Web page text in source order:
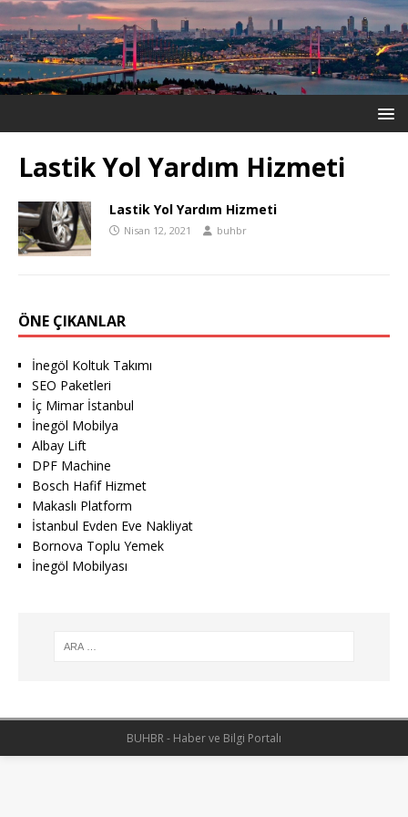
Lastik Yol Yardım Hizmeti
Lastik Yol Yardım Hizmeti
Nisan 12, 2021 buhbr
ÖNE ÇIKANLAR
İnegöl Koltuk Takımı
SEO Paketleri
İç Mimar İstanbul
İnegöl Mobilya
Albay Lift
DPF Machine
Bosch Hafif Hizmet
Makaslı Platform
İstanbul Evden Eve Nakliyat
Bornova Toplu Yemek
İnegöl Mobilyası
BUHBR - Haber ve Bilgi Portalı